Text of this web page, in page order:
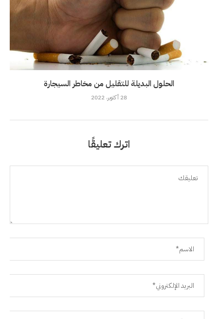
الحلول البديلة للتقليل من مخاطر السيجارة
28 أكتوبر، 2022
اترك تعليقًا